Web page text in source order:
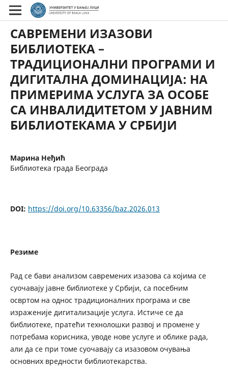
САВРЕМЕНИ ИЗАЗОВИ
БИБЛИОТЕКА –
ТРАДИЦИОНАЛНИ ПРОГРАМИ И
ДИГИТАЛНА ДОМИНАЦИЈА: НА
ПРИМЕРИМА УСЛУГА ЗА ОСОБЕ
СА ИНВАЛИДИТЕТОМ У ЈАВНИМ
БИБЛИОТЕКАМА У СРБИЈИ
Марина Неђић
Библиотека града Београда
DOI: https://doi.org/10.63356/baz.2026.013
Резиме
Рад се бави анализом савремених изазова са којима се
суочавају јавне библиотеке у Србији, са посебним
освртом на однос традиционалних програма и све
израженије дигитализације услуга. Истиче се да
библиотеке, пратећи технолошки развој и промене у
потребама корисника, уводе нове услуге и облике рада,
али да се при томе суочавају са изазовом очувања
основних вредности библиотекарства.